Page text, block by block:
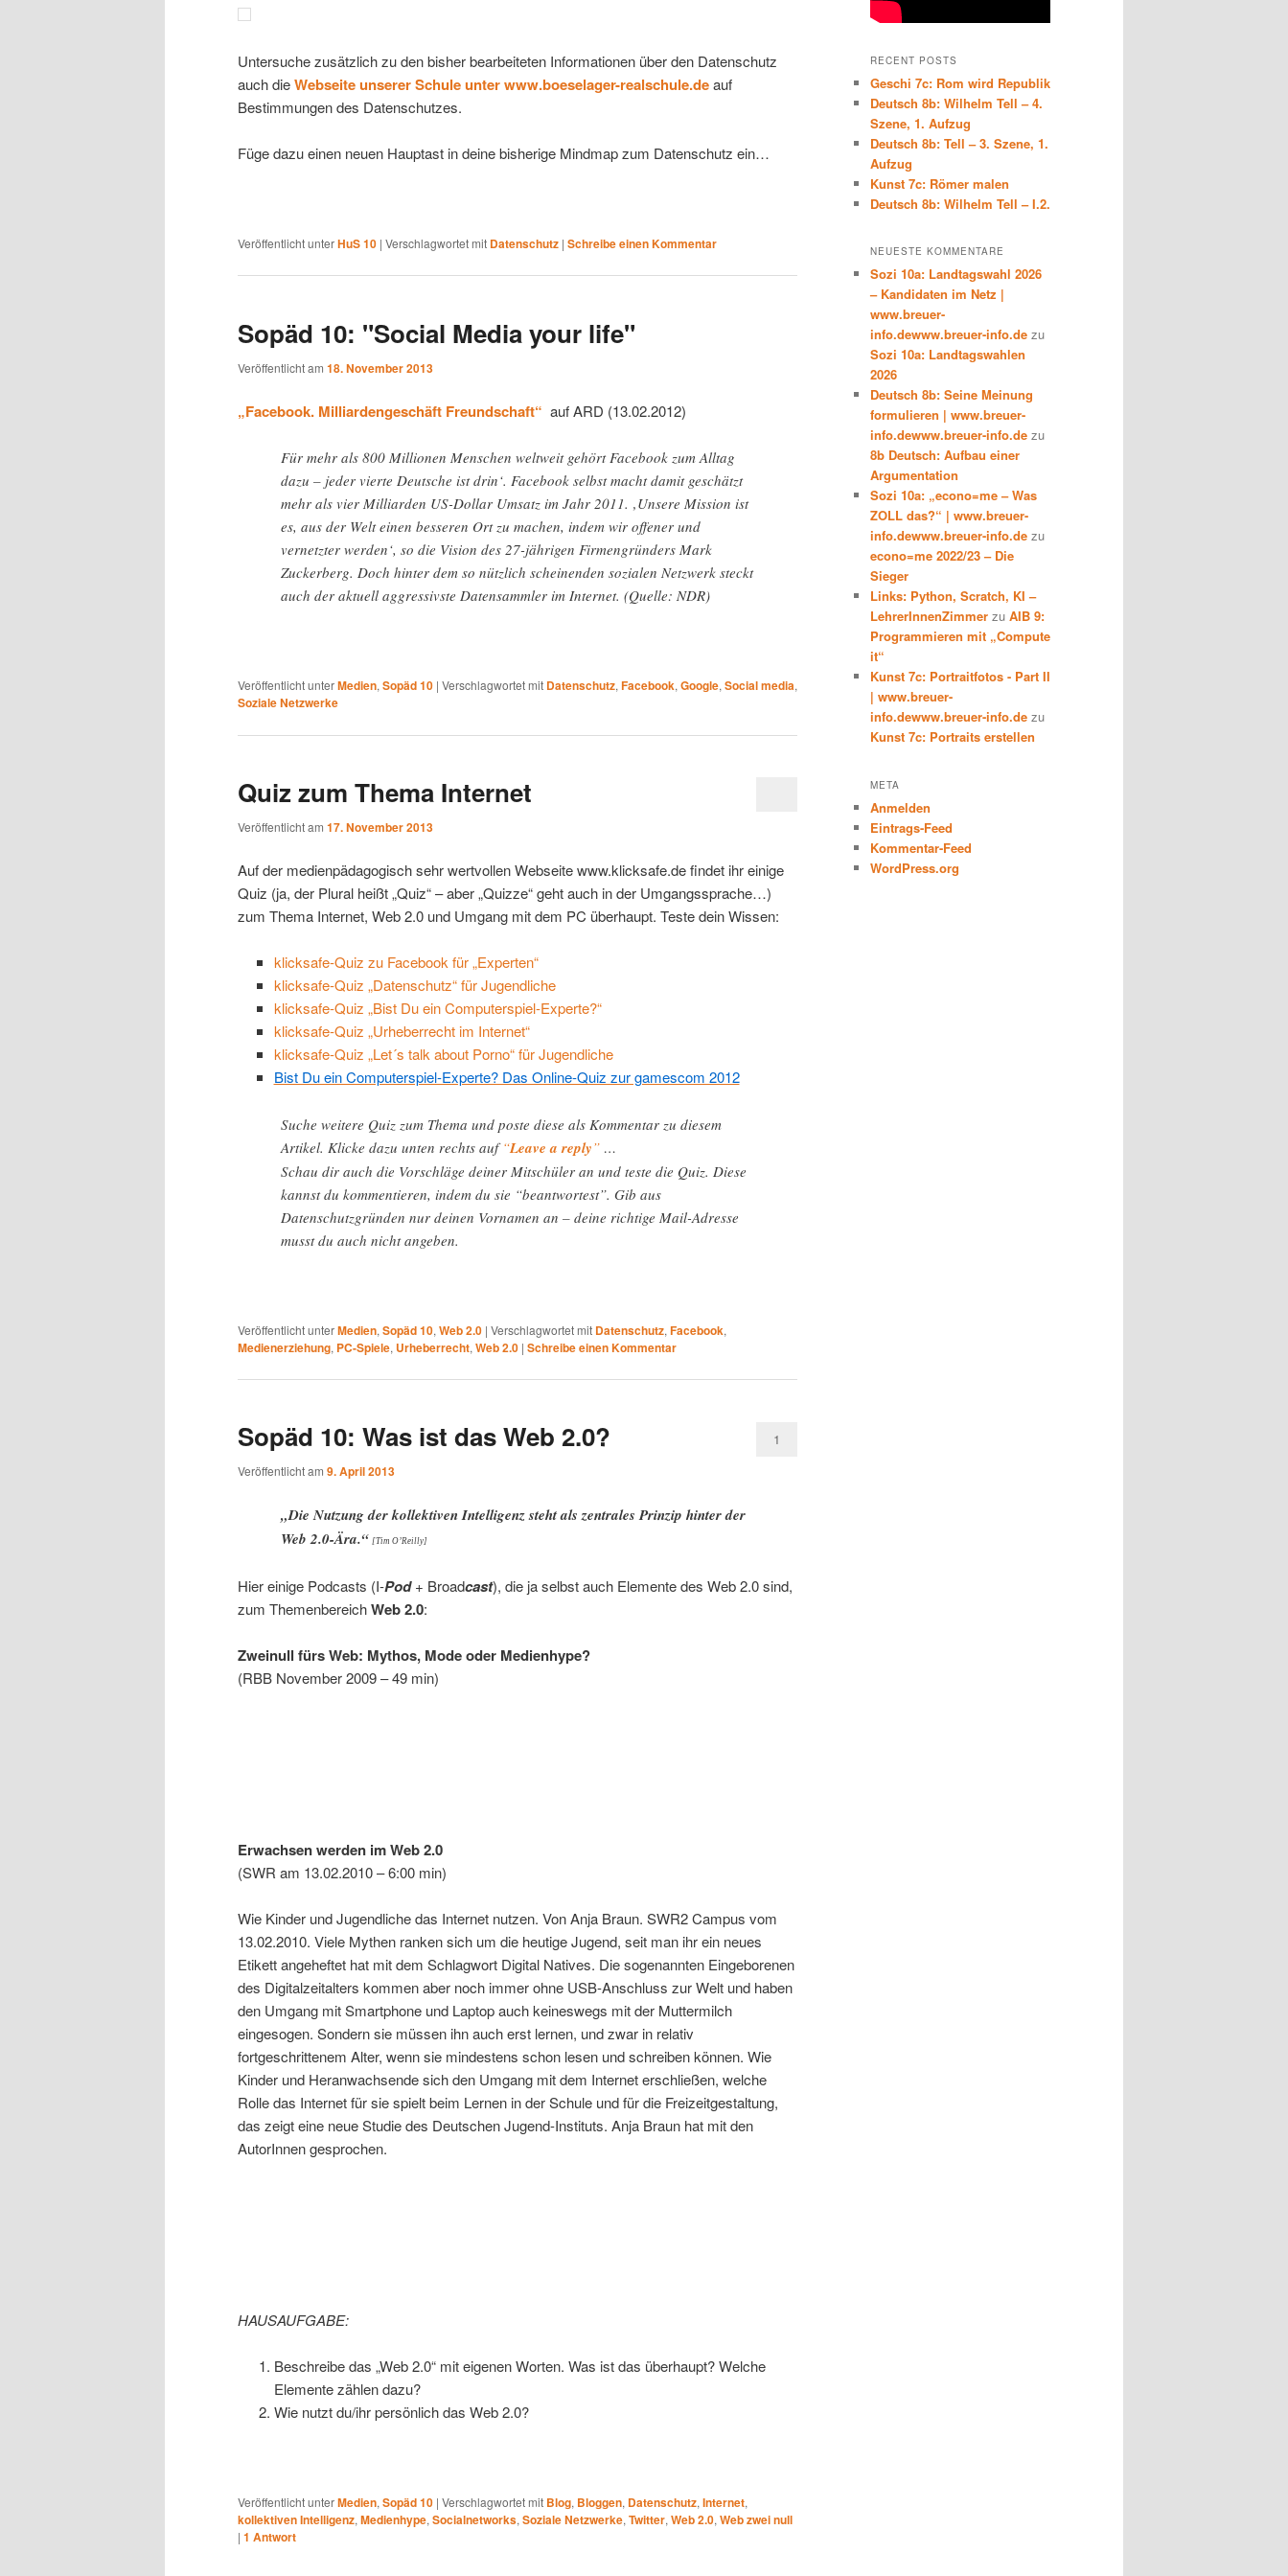
Untersuche zusätzlich zu den bisher bearbeiteten Informationen über den Datenschutz
auch dieWebseite unserer Schule unter www.boeselager-realschule.deauf
Bestimmungen des Datenschutzes.
Füge dazu einen neuen Hauptast in deine bisherige Mindmap zum Datenschutz ein…
Veröffentlicht unterHuS 10 | Verschlagwortet mit Datenschutz | Schreibe einen Kommentar
Sopäd 10: "Social Media your life"
Veröffentlicht am 18. November 2013
„Facebook. Milliardengeschäft Freundschaft“ auf ARD (13.02.2012)
Für mehr als 800 Millionen Menschen weltweit gehört Facebook zum Alltag
dazu – jeder vierte Deutsche ist drin‘. Facebook selbst macht damit geschätzt
mehr als vier Milliarden US-Dollar Umsatz im Jahr 2011. ‚Unsere Mission ist
es, aus der Welt einen besseren Ort zu machen, indem wir offener und
vernetzter werden‘, so die Vision des 27-jährigen Firmengründers Mark
Zuckerberg. Doch hinter dem so nützlich scheinenden sozialen Netzwerk steckt
auch der aktuell aggressivste Datensammler im Internet. (Quelle: NDR)
Veröffentlicht unterMedien, Sopäd 10 | Verschlagwortet mit Datenschutz, Facebook, Google, Social media,
Soziale Netzwerke
Quiz zum Thema Internet
Veröffentlicht am 17. November 2013
Auf der medienpädagogisch sehr wertvollen Webseite www.klicksafe.de findet ihr einige
Quiz (ja, der Plural heißt „Quiz“ – aber „Quizze“ geht auch in der Umgangssprache…)
zum Thema Internet, Web 2.0 und Umgang mit dem PC überhaupt. Teste dein Wissen:
klicksafe-Quiz zu Facebook für „Experten“
klicksafe-Quiz „Datenschutz“ für Jugendliche
klicksafe-Quiz „Bist Du ein Computerspiel-Experte?“
klicksafe-Quiz „Urheberrecht im Internet“
klicksafe-Quiz „Let´s talk about Porno“ für Jugendliche
Bist Du ein Computerspiel-Experte? Das Online-Quiz zur gamescom 2012
Suche weitere Quiz zum Thema und poste diese als Kommentar zu diesem
Artikel. Klicke dazu unten rechts auf“Leave a reply” …
Schau dir auch die Vorschläge deiner Mitschüler an und teste die Quiz. Diese
kannst du kommentieren, indem du sie “beantwortest”. Gib aus
Datenschutzgründen nur deinen Vornamen an – deine richtige Mail-Adresse
musst du auch nicht angeben.
Veröffentlicht unterMedien, Sopäd 10, Web 2.0 | Verschlagwortet mit Datenschutz, Facebook,
Medienerziehung, PC-Spiele, Urheberrecht, Web 2.0 | Schreibe einen Kommentar
Sopäd 10: Was ist das Web 2.0?
Veröffentlicht am 9. April 2013
1
„Die Nutzung der kollektiven Intelligenz steht als zentrales Prinzip hinter der
Web 2.0-Ära.“ [Tim O’Reilly]
Hier einige Podcasts (I-Pod + Broadcast), die ja selbst auch Elemente des Web 2.0 sind,
zum ThemenbereichWeb 2.0:
Zweinull fürs Web: Mythos, Mode oder Medienhype?
(RBB November 2009 – 49 min)
Erwachsen werden im Web 2.0
(SWR am 13.02.2010 – 6:00 min)
Wie Kinder und Jugendliche das Internet nutzen. Von Anja Braun. SWR2 Campus vom
13.02.2010. Viele Mythen ranken sich um die heutige Jugend, seit man ihr ein neues
Etikett angeheftet hat mit dem Schlagwort Digital Natives. Die sogenannten Eingeborenen
des Digitalzeitalters kommen aber noch immer ohne USB-Anschluss zur Welt und haben
den Umgang mit Smartphone und Laptop auch keineswegs mit der Muttermilch
eingesogen. Sondern sie müssen ihn auch erst lernen, und zwar in relativ
fortgeschrittenem Alter, wenn sie mindestens schon lesen und schreiben können. Wie
Kinder und Heranwachsende sich den Umgang mit dem Internet erschließen, welche
Rolle das Internet für sie spielt beim Lernen in der Schule und für die Freizeitgestaltung,
das zeigt eine neue Studie des Deutschen Jugend-Instituts. Anja Braun hat mit den
AutorInnen gesprochen.
HAUSAUFGABE:
Beschreibe das „Web 2.0“ mit eigenen Worten. Was ist das überhaupt? Welche
Elemente zählen dazu?
Wie nutzt du/ihr persönlich das Web 2.0?
Veröffentlicht unterMedien, Sopäd 10 | Verschlagwortet mit Blog, Bloggen, Datenschutz, Internet,
kollektiven Intelligenz, Medienhype, Socialnetworks, Soziale Netzwerke, Twitter, Web 2.0, Web zwei null
| 1 Antwort
RECENT POSTS
Geschi 7c: Rom wird Republik
Deutsch 8b: Wilhelm Tell – 4.
Szene, 1. Aufzug
Deutsch 8b: Tell – 3. Szene, 1.
Aufzug
Kunst 7c: Römer malen
Deutsch 8b: Wilhelm Tell – I.2.
NEUESTE KOMMENTARE
Sozi 10a: Landtagswahl 2026
– Kandidaten im Netz |
www.breuer-
info.dewww.breuer-info.de zu
Sozi 10a: Landtagswahlen
2026
Deutsch 8b: Seine Meinung
formulieren | www.breuer-
info.dewww.breuer-info.de zu
8b Deutsch: Aufbau einer
Argumentation
Sozi 10a: „econo=me – Was
ZOLL das?“ | www.breuer-
info.dewww.breuer-info.de zu
econo=me 2022/23 – Die
Sieger
Links: Python, Scratch, KI –
LehrerInnenZimmer zu AIB 9:
Programmieren mit „Compute
it“
Kunst 7c: Portraitfotos - Part II
| www.breuer-
info.dewww.breuer-info.de zu
Kunst 7c: Portraits erstellen
META
Anmelden
Eintrags-Feed
Kommentar-Feed
WordPress.org